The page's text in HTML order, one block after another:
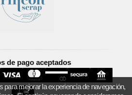
de pago aceptados
mejorar la experiencia de navegación,